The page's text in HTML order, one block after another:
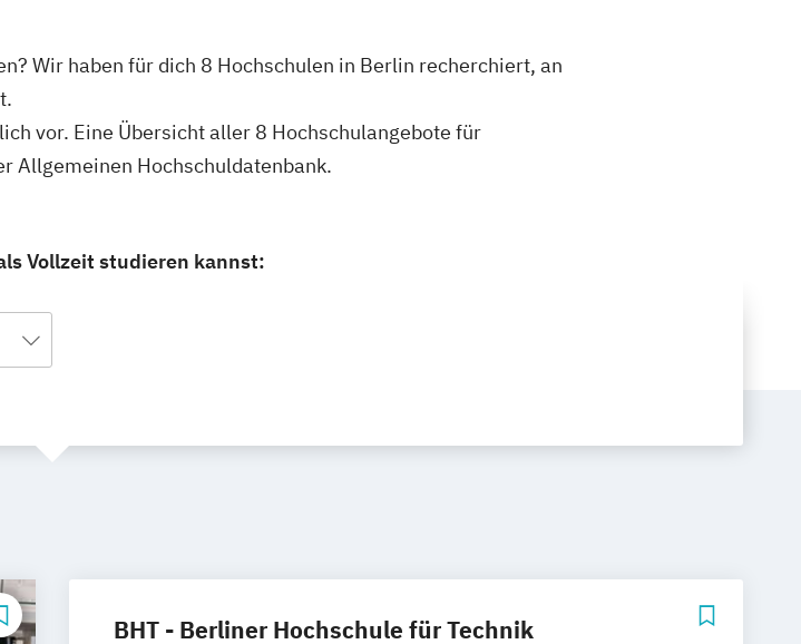
Wir haben für dich 8 Hochschulen in Berlin recherchiert, an
vor. Eine Übersicht aller 8 Hochschulangebote für
Allgemeinen Hochschuldatenbank.
Vollzeit studieren kannst:
BHT - Berliner Hochschule für Technik